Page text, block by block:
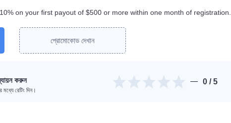
on your first payout of $500 or more within one month of registration.
প্রোমোকোড দেখান
করুন
মধ্যে রেটিং দিন।
0 / 5